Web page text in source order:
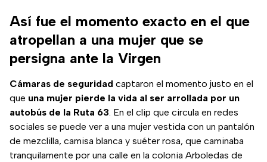
Así fue el momento exacto en el que
atropellan a una mujer que se
persigna ante la Virgen
Cámaras de seguridad captaron el momento justo en el
que una mujer pierde la vida al ser arrollada por un
autobús de la Ruta 63. En el clip que circula en redes
sociales se puede ver a una mujer vestida con un pantalón
de mezclilla, camisa blanca y suéter rosa, que caminaba
tranquilamente por una calle en la colonia Arboledas de